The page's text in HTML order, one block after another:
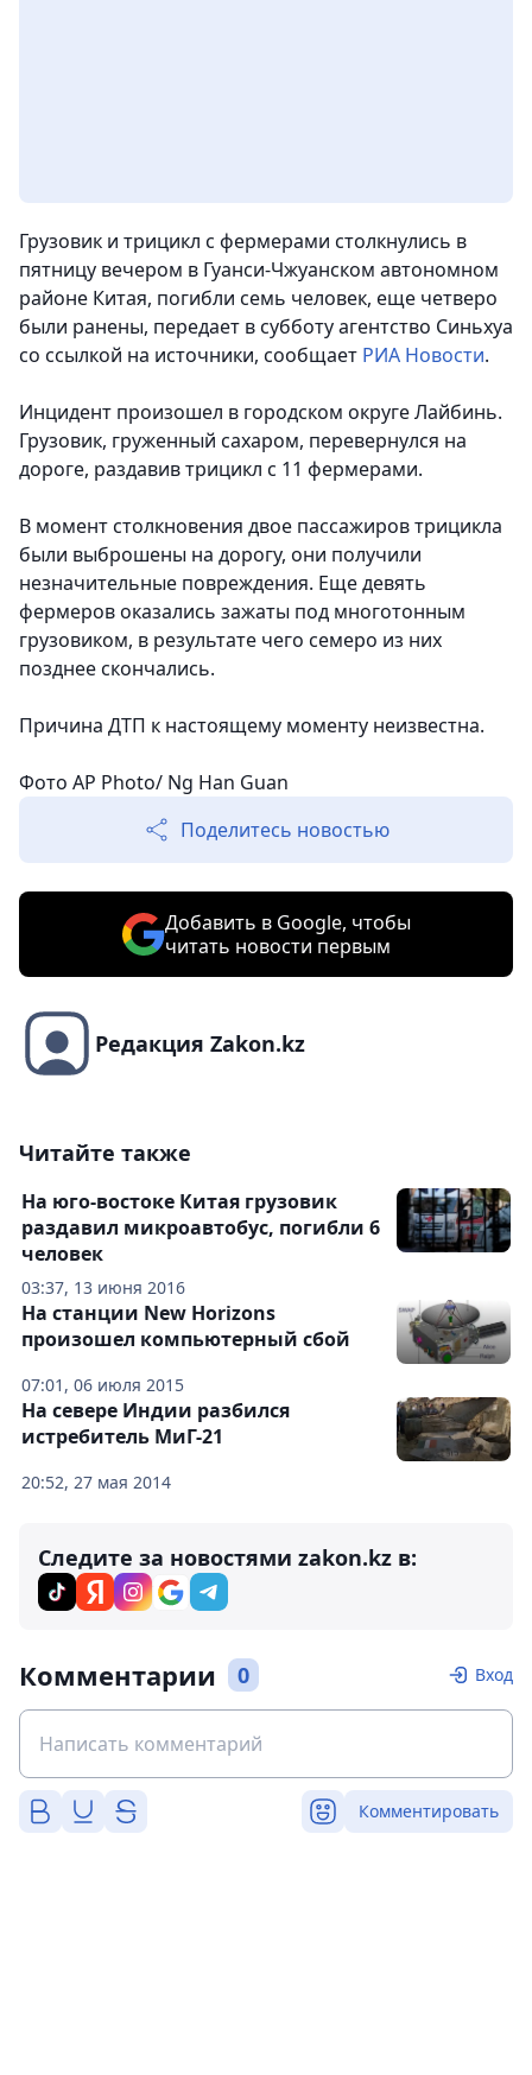
Грузовик и трицикл с фермерами столкнулись в
пятницу вечером в Гуанси-Чжуанском автономном
районе Китая, погибли семь человек, еще четверо
были ранены, передает в субботу агентство Синьхуа
со ссылкой на источники, сообщает РИА Новости.
Инцидент произошел в городском округе Лайбинь.
Грузовик, груженный сахаром, перевернулся на
дороге, раздавив трицикл с 11 фермерами.
В момент столкновения двое пассажиров трицикла
были выброшены на дорогу, они получили
незначительные повреждения. Еще девять
фермеров оказались зажаты под многотонным
грузовиком, в результате чего семеро из них
позднее скончались.
Причина ДТП к настоящему моменту неизвестна.
Фото AP Photo/ Ng Han Guan
Поделитесь новостью
Добавить в Google, чтобы
читать новости первым
Редакция Zakon.kz
Читайте также
03:37, 13 июня 2016
На юго-востоке Китая грузовик
раздавил микроавтобус, погибли 6
человек
07:01, 06 июля 2015
На станции New Horizons
произошел компьютерный сбой
20:52, 27 мая 2014
На севере Индии разбился
истребитель МиГ-21
Следите за новостями zakon.kz в:
Комментарии 0 Вход
Комментировать